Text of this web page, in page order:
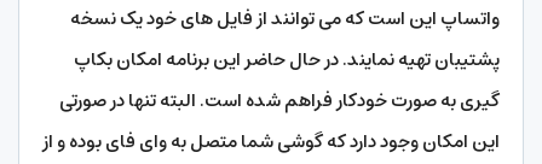
واتساپ این است که می توانند از فایل های خود یک نسخه
پشتیبان تهیه نمایند. در حال حاضر این برنامه امکان بکاپ
گیری به صورت خودکار فراهم شده است. البته تنها در صورتی
این امکان وجود دارد که گوشی شما متصل به وای فای بوده و از